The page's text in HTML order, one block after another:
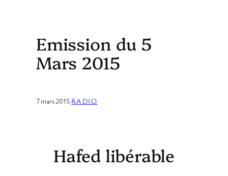
Emission du 5
Mars 2015
7 mars 2015·RADIO
Hafed libérable